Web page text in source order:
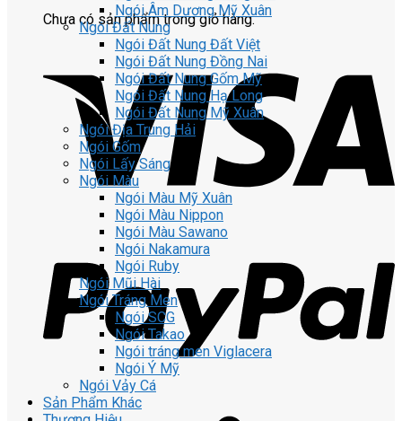
Chưa có sản phẩm trong giỏ hàng.
Ngói Âm Dương Mỹ Xuân
Ngói Đất Nung
Ngói Đất Nung Đất Việt
Ngói Đất Nung Đồng Nai
Ngói Đất Nung Gốm Mỹ
Ngói Đất Nung Hạ Long
Ngói Đất Nung Mỹ Xuân
Ngói Địa Trung Hải
Ngói Gốm
Ngói Lấy Sáng
Ngói Màu
Ngói Màu Mỹ Xuân
Ngói Màu Nippon
Ngói Màu Sawano
Ngói Nakamura
Ngói Ruby
Ngói Mũi Hài
Ngói Tráng Men
Ngói SCG
Ngói Takao
Ngói tráng men Viglacera
Ngói Ý Mỹ
Ngói Vảy Cá
Sản Phẩm Khác